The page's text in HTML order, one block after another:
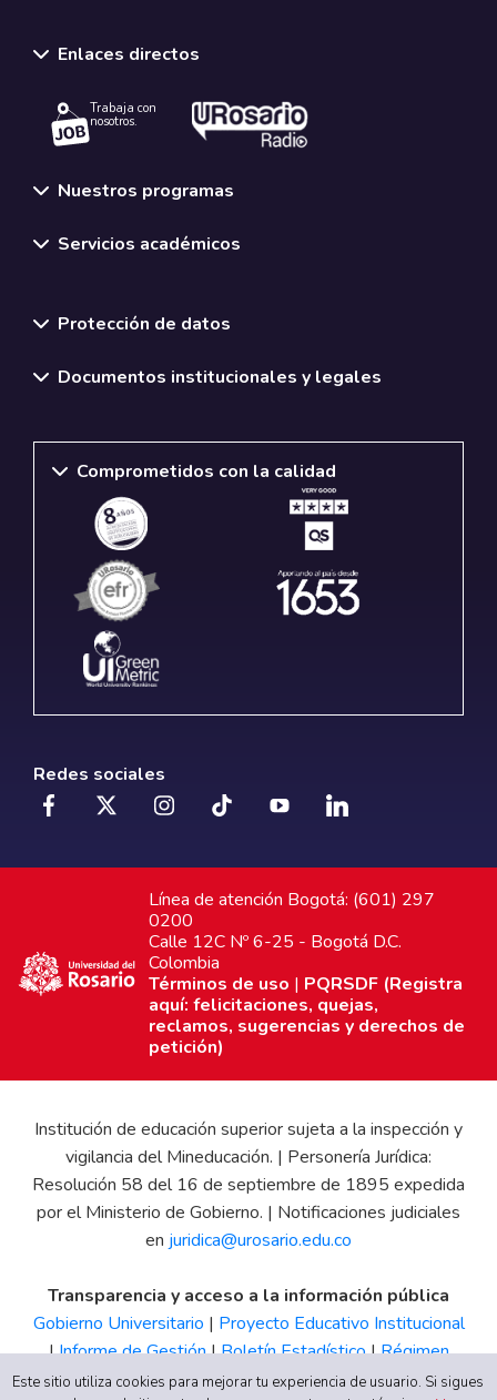
Enlaces directos
Trabaja con
nosotros.
Nuestros programas
Servicios académicos
Protección de datos
Documentos institucionales y legales
Comprometidos con la calidad
Redes sociales
Línea de atención Bogotá: (601) 297
0200
Calle 12C Nº 6-25 - Bogotá D.C.
Colombia
Términos de uso | PQRSDF (Registra
aquí: felicitaciones, quejas,
reclamos, sugerencias y derechos de
petición)
Institución de educación superior sujeta a la inspección y
vigilancia del Mineducación. | Personería Jurídica:
Resolución 58 del 16 de septiembre de 1895 expedida
por el Ministerio de Gobierno. | Notificaciones judiciales
en juridica@urosario.edu.co
Transparencia y acceso a la información pública
Gobierno Universitario | Proyecto Educativo Institucional
|Informe de Gestión|Boletín Estadístico|Régimen
Tributario|Estados Financieros |Código de Ética| Canal
Este sitio utiliza cookies para mejorar tu experiencia de usuario. Si sigues